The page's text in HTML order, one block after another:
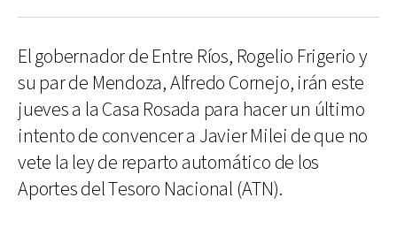
El gobernador de Entre Ríos, Rogelio Frigerio y
su par de Mendoza, Alfredo Cornejo, irán este
jueves a la Casa Rosada para hacer un último
intento de convencer a Javier Milei de que no
vete la ley de reparto automático de los
Aportes del Tesoro Nacional (ATN).